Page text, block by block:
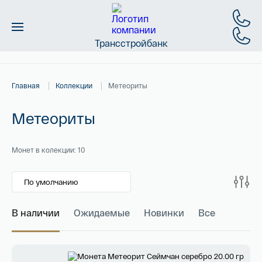
Трансстройбанк
Слитки
Золото
Новинки
Скидки
Главная Коллекции Метеориты
Метеориты
Монет в колекции: 10
В наличии Ожидаемые Новинки Все
Российская инвестиционная монета
Имя*